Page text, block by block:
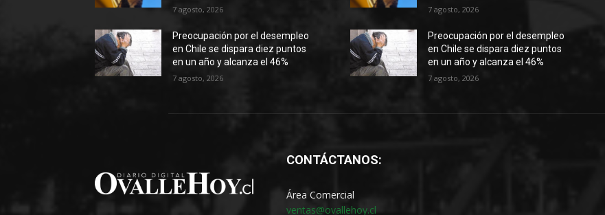
7 agosto, 2026
Preocupación por el desempleo
en Chile se dispara diez puntos
en un año y alcanza el 46%
7 agosto, 2026
7 agosto, 2026
Preocupación por el desempleo
en Chile se dispara diez puntos
en un año y alcanza el 46%
7 agosto, 2026
CONTÁCTANOS:
Área Comercial
ventas@ovallehoy.cl